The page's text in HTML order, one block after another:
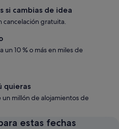
si cambias de idea
cancelación gratuita.
un 10 % o más en miles de
quieras
un millón de alojamientos de
estas fechas